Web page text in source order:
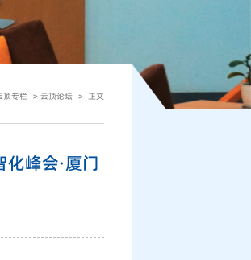
顶专栏 云顶论坛 正文
峰会·厦门